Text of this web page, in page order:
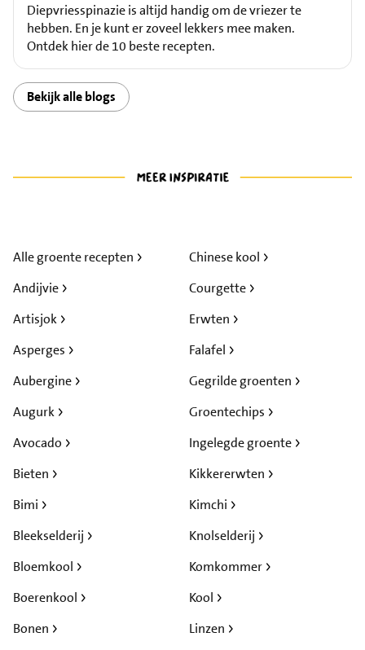
Diepvriesspinazie is altijd handig om de vriezer te
hebben. En je kunt er zoveel lekkers mee maken.
Ontdek hier de 10 beste recepten.
Bekijk alle blogs
Alle groente recepten
Andijvie
Artisjok
Asperges
Aubergine
Augurk
Avocado
Bieten
Bimi
Bleekselderij
Bloemkool
Boerenkool
Bonen
Chinese kool
Courgette
Erwten
Falafel
Gegrilde groenten
Groentechips
Ingelegde groente
Kikkererwten
Kimchi
Knolselderij
Komkommer
Kool
Linzen